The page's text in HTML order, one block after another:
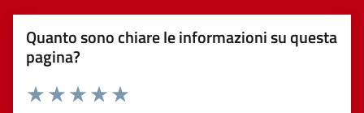
Quanto sono chiare le informazioni su questa
pagina?